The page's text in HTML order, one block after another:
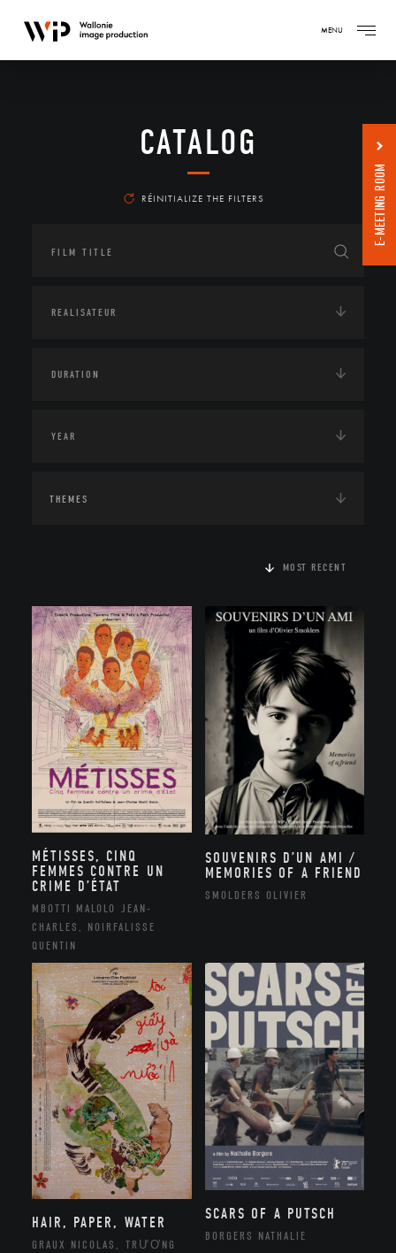
MENU
CATALOG
RÉINITIALIZE THE FILTERS
THEMES
MOST RECENT
MÉTISSES, CINQ
FEMMES CONTRE UN
CRIME D’ÉTAT
MBOTTI MALOLO JEAN-
CHARLES, NOIRFALISSE
QUENTIN
SOUVENIRS D’UN AMI /
MEMORIES OF A FRIEND
SMOLDERS OLIVIER
HAIR, PAPER, WATER
GRAUX NICOLAS, TRƯƠNG
SCARS OF A PUTSCH
BORGERS NATHALIE
E-MEETING ROOM